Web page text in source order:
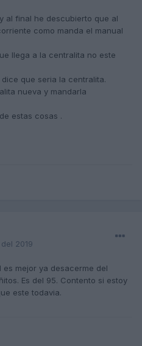
al final he descubierto que al
como manda el manual
llega a la centralita no este
que seria la centralita.
nueva y mandarla
estas cosas .
2019
mejor ya desacerme del
Es del 95. Contento si estoy
este todavia.